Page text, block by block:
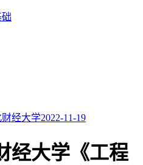
财经大学2022-11-19
经大学《工程